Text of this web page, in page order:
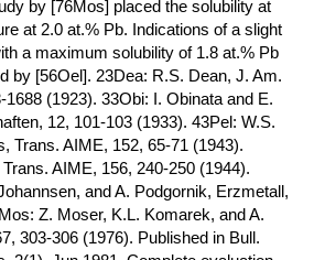
by [76Mos] placed the solubility at
at 2.0 at.% Pb. Indications of a slight
a maximum solubility of 1.8 at.% Pb
by [56Oel]. 23Dea: R.S. Dean, J. Am.
(1923). 33Obi: I. Obinata and E.
12, 101-103 (1933). 43Pel: W.S.
Trans. AIME, 152, 65-71 (1943).
AIME, 156, 240-250 (1944).
and A. Podgornik, Erzmetall,
Z. Moser, K.L. Komarek, and A.
303-306 (1976). Published in Bull.